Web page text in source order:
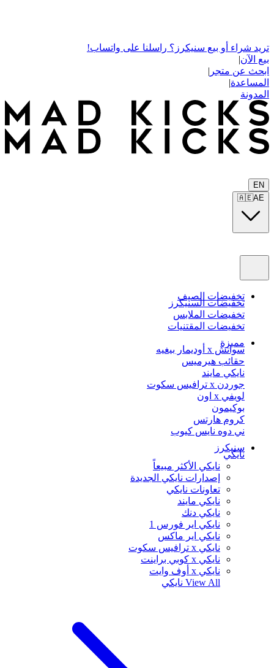
تريد شراء أو بيع سنيكرز؟ راسلنا على واتساب!
بيع الآن|
ابحث عن متجر |
المساعدة|
المدونة
EN
🇦🇪AE
تخفيضات الصيف
تخفيضات السنيكرز
تخفيضات الملابس
تخفيضات المقتنيات
مميزة
سواتش x أوديمار بيغيه
حقائب هيرميس
نايكي مايند
جوردن x ترافيس سكوت
لويفي x اون
بوكيمون
كروم هارتس
ني دوه نايس كيوب
سنيكرز
نايكي
نايكي الأكثر مبيعاً
إصدارات نايكي الجديدة
تعاونات نايكي
نايكي مايند
نايكي دنك
نايكي اير فورس 1
نايكي اير ماكس
نايكي x ترافيس سكوت
نايكي x كوبي براينت
نايكي x أوف وايت
View All نايكي